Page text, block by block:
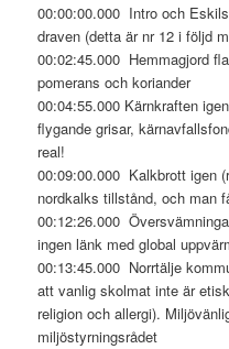
00:00:00.000 Intro och
draven (detta är nr 12 i följd
00:02:45.000 Hemmagjord
pomerans och koriander
00:04:55.000 Kärnkraften
flygande grisar,
real!
00:09:00.000 Kalkbrott igen
nordkalks tillstånd, och man
00:12:26.000
ingen länk med global
00:13:45.000 Norrtälje
att vanlig skolmat inte är
religion och allergi).
miljöstyrningsrådet